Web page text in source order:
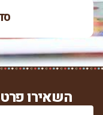
השאירו